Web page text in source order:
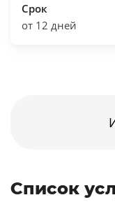
Срок
от 12 дней
Список